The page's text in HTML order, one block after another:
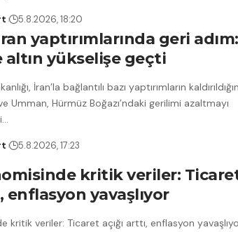
5.8.2026, 18:20
yaptırımlarında geri adım:
altın yükselişe geçti
İran’la bağlantılı bazı yaptırımların
Umman, Hürmüz Boğazı’ndaki gerilimi azaltmayı
…
5.8.2026, 17:23
kritik veriler:
enflasyon yavaşlıyor
kritik veriler: Ticaret açığı arttı, enflasyon